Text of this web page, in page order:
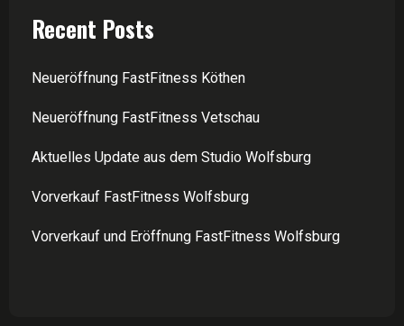
Recent Posts
Neueröffnung FastFitness Köthen
Neueröffnung FastFitness Vetschau
Aktuelles Update aus dem Studio Wolfsburg
Vorverkauf FastFitness Wolfsburg
Vorverkauf und Eröffnung FastFitness Wolfsburg